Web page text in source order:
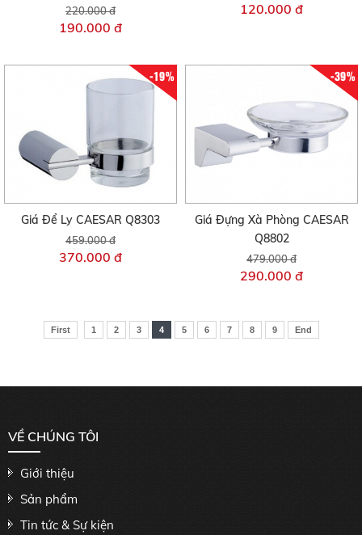
220.000 đ
190.000 đ
120.000 đ
-19%
Giá Để Ly CAESAR Q8303
459.000 đ
370.000 đ
-39%
Giá Đựng Xà Phòng CAESAR
Q8802
479.000 đ
290.000 đ
First 1 2 3 4 5 6 7 8 9 End
VỀ CHÚNG TÔI
Giới thiệu
Sản phẩm
Tin tức & Sự kiện